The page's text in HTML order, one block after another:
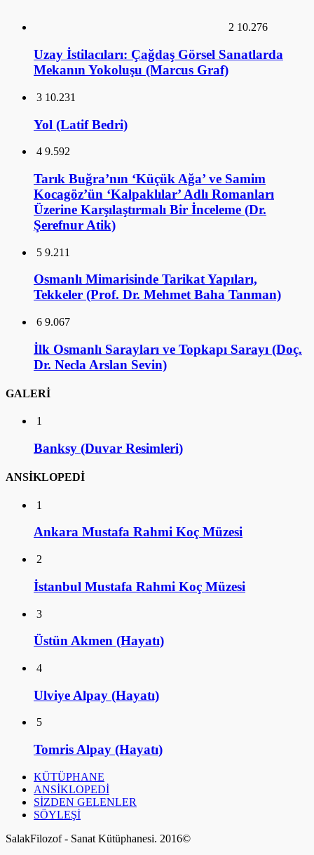
2 10.276
Uzay İstilacıları: Çağdaş Görsel Sanatlarda
Mekanın Yokoluşu (Marcus Graf)
3 10.231
Yol (Latif Bedri)
4 9.592
Tarık Buğra’nın ‘Küçük Ağa’ ve Samim
Kocagöz’ün ‘Kalpaklılar’ Adlı Romanları
Üzerine Karşılaştırmalı Bir İnceleme (Dr.
Şerefnur Atik)
5 9.211
Osmanlı Mimarisinde Tarikat Yapıları,
Tekkeler (Prof. Dr. Mehmet Baha Tanman)
6 9.067
İlk Osmanlı Sarayları ve Topkapı Sarayı (Doç.
Dr. Necla Arslan Sevin)
GALERİ
1
Banksy (Duvar Resimleri)
ANSİKLOPEDİ
1
Ankara Mustafa Rahmi Koç Müzesi
2
İstanbul Mustafa Rahmi Koç Müzesi
3
Üstün Akmen (Hayatı)
4
Ulviye Alpay (Hayatı)
5
Tomris Alpay (Hayatı)
KÜTÜPHANE
ANSİKLOPEDİ
SİZDEN GELENLER
SÖYLEŞİ
SalakFilozof - Sanat Kütüphanesi. 2016©